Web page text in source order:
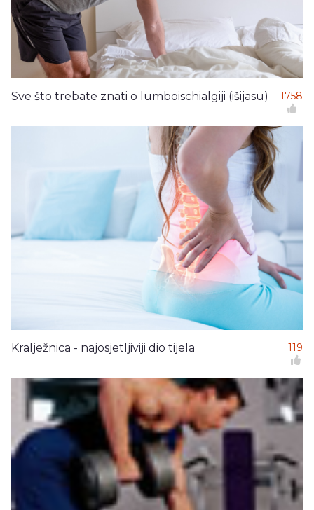
Sve što trebate znati o lumboischialgiji (išijasu) 1758
Kralježnica - najosjetljiviji dio tijela 119